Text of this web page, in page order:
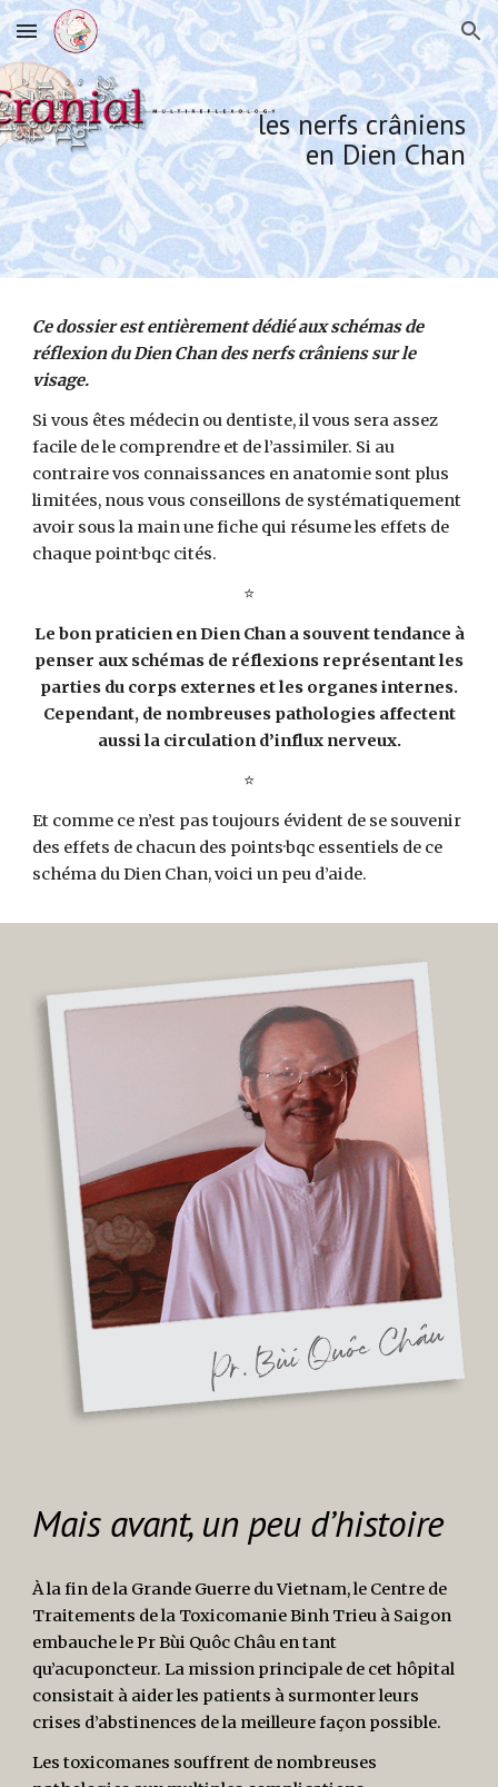
Skip to main content Skip to navigation
les nerfs crâniens
en Dien Chan
Cedossierest entièrement dédié aux schémas de
réflexion du Dien Chan des nerfs crâniens sur le
visage.
Si vous êtes médecin ou dentiste, il vous sera assez
facile de le comprendre et de l’assimiler. Si au
contraire vos connaissances en anatomie sont plus
limitées, nous vous conseillons de systématiquement
avoir sous la main une fiche qui résume les effets de
chaque point·bqc cités.
⭐️
Le bon praticien en Dien Chan a souvent tendance à
penser aux schémas de réflexions représentant les
parties du corps externes et les organes internes.
Cependant, de nombreuses pathologies affectent
aussi la circulation d’influx nerveux.
⭐️
Et comme ce n’est pas toujours évident de se souvenir
des effets de chacun des points·bqc essentiels de ce
schéma du Dien Chan, voici un peu d’aide.
Mais avant, un peu d’histoire
À la fin de la Grande Guerre du Vietnam, le Centre de
Traitements de la Toxicomanie Binh Trieu à Saigon
embauche le Pr Bùi Quôc Châu en tant
qu’acuponcteur. La mission principale de cet hôpital
consistait à aider les patients à surmonter leurs
crises d’abstinences de la meilleure façon possible.
Les toxicomanes souffrent de nombreuses